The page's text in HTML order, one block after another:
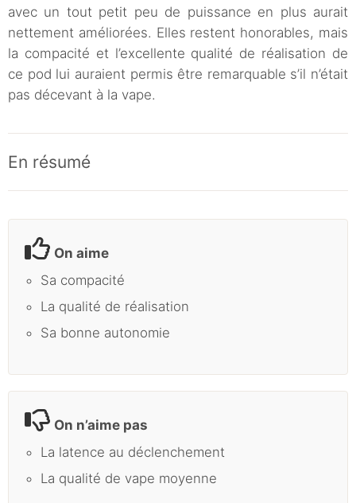
avec un tout petit peu de puissance en plus aurait
nettement améliorées. Elles restent honorables, mais
la compacité et l’excellente qualité de réalisation de
ce pod lui auraient permis être remarquable s’il n’était
pas décevant à la vape.
En résumé
On aime
Sa compacité
La qualité de réalisation
Sa bonne autonomie
On n’aime pas
La latence au déclenchement
La qualité de vape moyenne